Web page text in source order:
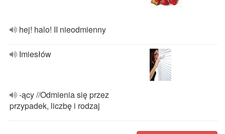
hej! halo! II nieodmienny
Imiesłów
-ący //Odmienia się przez
przypadek, liczbę i rodzaj